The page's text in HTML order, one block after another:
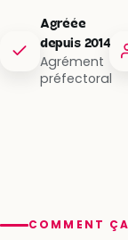
Agréée
depuis 2014
Agrément
préfectoral
COMMENT